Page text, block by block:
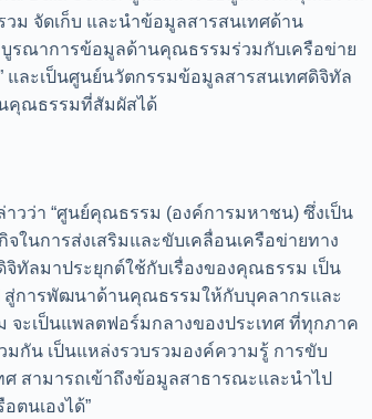
ม จัดเก็บ และนำข้อมูลสารสนเทศด้าน
รณาการข้อมูลด้านคุณธรรมร่วมกับเครือข่าย
ละเป็นศูนย์นวัตกรรมข้อมูลสารสนเทศดิจิทัล
นคุณธรรมที่สัมผัสได้
วว่า “ศูนย์คุณธรรม (องค์การมหาชน) ซึ่งเป็น
นการส่งเสริมและขับเคลื่อนเครือข่ายทาง
ทัลมาประยุกต์ใช้กับเรื่องของคุณธรรม เป็น
สู่การพัฒนาด้านคุณธรรมให้กับบุคลากรและ
ะเป็นแพลตฟอร์มกลางของประเทศ ที่ทุกภาค
กัน เป็นแหล่งรวบรวมองค์ความรู้ การขับ
สามารถเข้าถึงข้อมูลสาธารณะและนำไป
ตนเองได้”